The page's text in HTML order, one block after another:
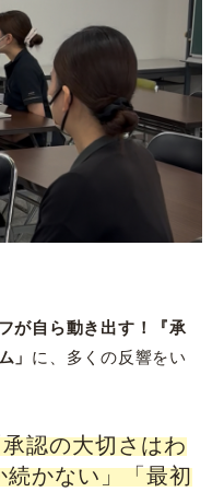
が自ら動き出す！『承
」 に、多くの反響をい
認の大切さはわ
続かない」「最初